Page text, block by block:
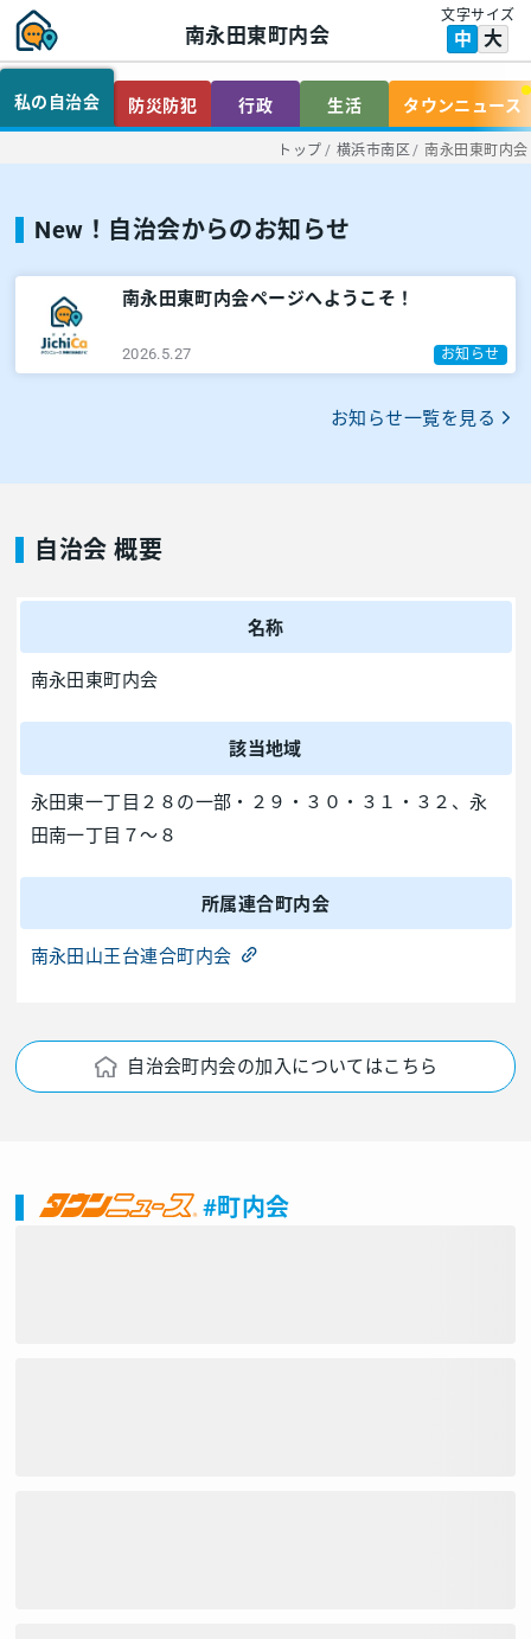
南永田東町内会
文字サイズ
中 大
私の自治会 防災防犯 行政 生活 タウンニュース
トップ / 横浜市南区 / 南永田東町内会
New！自治会からのお知らせ
南永田東町内会ページへようこそ！
2026.5.27 お知らせ
お知らせ一覧を見る
自治会 概要
名称
南永田東町内会
該当地域
永田東一丁目２８の一部・２９・３０・３１・３２、永
田南一丁目７～８
所属連合町内会
南永田山王台連合町内会
自治会町内会の加入についてはこちら
#町内会